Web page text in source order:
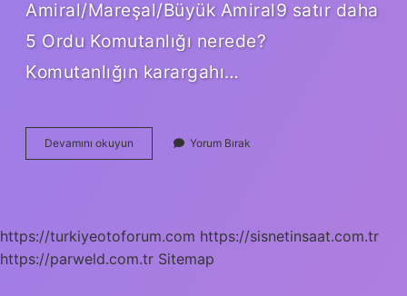
Amiral/Mareşal/Büyük Amiral9 satır daha
5 Ordu Komutanlığı nerede?
Komutanlığın karargahı…
Devamını okuyun
Ordu
Yorum Bırak
https://turkiyeotoforum.com https://sisnetinsaat.com.tr
https://parweld.com.tr Sitemap